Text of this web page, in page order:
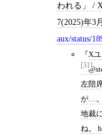
われる」 /
7(2025)年3
aux/status/
[31]
X
「
左陪
が…。
地裁
ね。